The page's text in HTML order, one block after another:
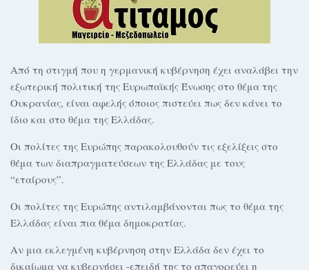
Από τη στιγμή που η γερμανική κυβέρνηση έχει αναλάβει την
εξωτερική πολιτική της Ευρωπαϊκής Ένωσης στο θέμα της
Ουκρανίας, είναι αφελής όποιος πιστεύει πως δεν κάνει το
ίδιο και στο θέμα της Ελλάδας.
Οι πολίτες της Ευρώπης παρακολουθούν τις εξελίξεις στο
θέμα των διαπραγματεύσεων της Ελλάδας με τους
“εταίρους”.
Οι πολίτες της Ευρώπης αντιλαμβάνονται πως το θέμα της
Ελλάδας είναι πια θέμα δημοκρατίας.
Αν μια εκλεγμένη κυβέρνηση στην Ελλάδα δεν έχει το
δικαίωμα να κυβερνήσει -επειδή της το απαγορεύει η